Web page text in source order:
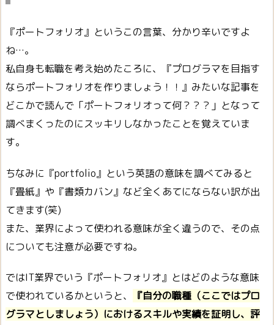
『ポートフォリオ』というこの言葉、分かり辛いですよ
ね…。
私自身も転職を考え始めたころに、『プログラマを目指す
ならポートフォリオを作りましょう！！』みたいな記事を
どこかで読んで「ポートフォリオって何？？？」となって
調べまくったのにスッキリしなかったことを覚えていま
す。
ちなみに『portfolio』という英語の意味を調べてみると
『畳紙』や『書類カバン』など全くあてにならない訳が出
てきます(笑)
また、業界によって使われる意味が全く違うので、その点
についても注意が必要ですね。
ではIT業界でいう『ポートフォリオ』とはどのような意味
で使われているかというと、
『自分の職種（ここではプロ
グラマとしましょう）におけるスキルや実績を証明し、評